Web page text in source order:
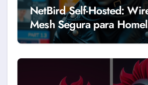
NetBird Self-Hosted:
Mesh Segura para
2026)